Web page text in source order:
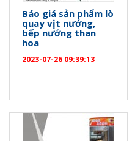
Báo giá sản phẩm lò
quay vịt nướng,
bếp nướng than
hoa
2023-07-26 09:39:13